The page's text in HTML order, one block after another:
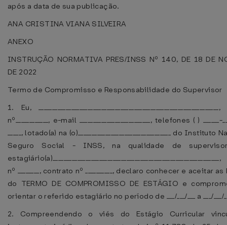
após a data de sua publicação.
ANA CRISTINA VIANA SILVEIRA
ANEXO
INSTRUÇÃO NORMATIVA PRES/INSS Nº 140, DE 18 DE
DE 2022
Termo de Compromisso e Responsabilidade do Supervisor
1. Eu,
nº____________, e-mail __________________________, telefones ( ) ______-
_____, lotado(a) na (o)__________________________________ do
Seguro Social - INSS, na qualidade de
nº ________, contrato nº __________, declaro conhecer e aceitar
do TERMO DE COMPROMISSO DE ESTÁGIO e
orientar o referido estagiário no período de ___/___/___ a ___/___/
2. Compreendendo o viés do Estágio Curricular